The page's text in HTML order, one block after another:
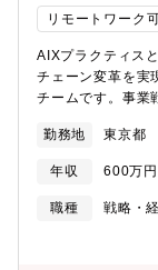
今までのご経験が
ジェクトからアサ
義×現場主義によ
な企業の進化・発
が複合的に絡んで
パニーベース」
組織戦略立案・
計 － 組織・人
－ 評価制度改定
リモートワーク
AIXプラクティス
チェーン変革を実
チームです。事業
(https://
newbizdev/)生成
え、経験者/未経
よる新規事業開
場を創出する中
勤務地 東京都
年収 600万
職種
戦略・